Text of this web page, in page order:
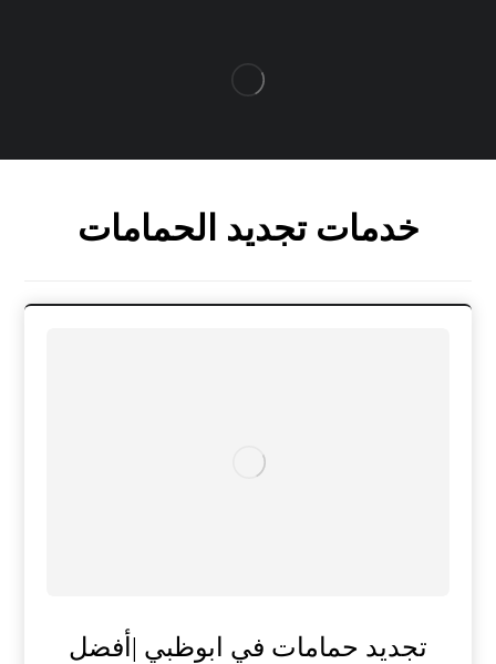
خدمات تجديد الحمامات
تجديد حمامات في ابوظبي |أفضل